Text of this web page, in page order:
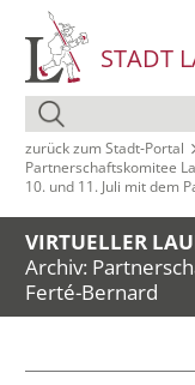
STADT
zurück zum Stadt‑Portal
Partnerschaftskomitee
10. und 11. Juli mit dem
VIRTUELLER
Archiv:
Ferté-Bernard